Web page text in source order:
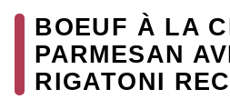
BOEUF À LA
PARMESAN
RIGATONI